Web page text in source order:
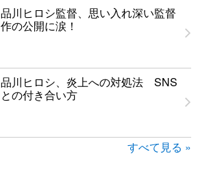
品川ヒロシ監督、思い入れ深い監督
作の公開に涙！
品川ヒロシ、炎上への対処法 SNS
との付き合い方
すべて見る »